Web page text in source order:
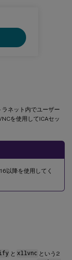
ネット内でユーザー
を使用してICAセッ
以降を使用してく
と x11vnc という2